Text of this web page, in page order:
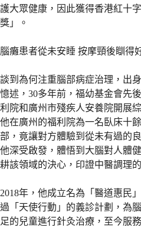
護大眾健康，因此獲得香港紅十
獎」。
腦癱患者從未安睡 按摩頸後瞓得
談到為何注重腦部病症治理，出
憶述，30多年前，福幼基金會先
利院和廣州市殘疾人安養院開展
他在廣州的福利院為一名臥床十
部，竟讓對方體驗到從未有過的
他深受啟發，體悟到大腦對人體
耕該領域的決心，印證中醫調理
2018年，他成立名為「醫道惠民
過「天使行動」的義診計劃，為
足的兒童進行針灸治療，至今服